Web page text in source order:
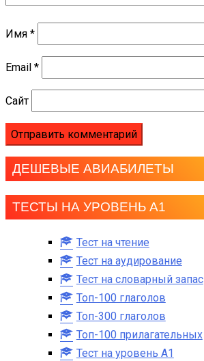
Имя *
Email *
Сайт
ДЕШЕВЫЕ АВИАБИЛЕТЫ
ТЕСТЫ НА УРОВЕНЬ А1
Тест на чтение
Тест на аудирование
Тест на словарный запас
Топ-100 глаголов
Топ-300 глаголов
Топ-100 прилагательных
Тест на уровень A1